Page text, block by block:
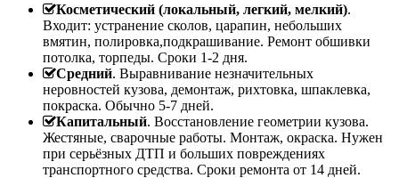
Косметический (локальный, легкий, мелкий).
Входит: устранение сколов, царапин, небольших
вмятин, полировка,подкрашивание. Ремонт обшивки
потолка, торпеды. Сроки 1-2 дня.
Средний. Выравнивание незначительных
неровностей кузова, демонтаж, рихтовка, шпаклевка,
покраска. Обычно 5-7 дней.
Капитальный. Восстановление геометрии кузова.
Жестяные, сварочные работы. Монтаж, окраска. Нужен
при серьёзных ДТП и больших повреждениях
транспортного средства. Сроки ремонта от 14 дней.